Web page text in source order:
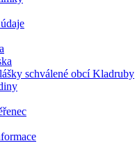
schválené obcí Kladruby